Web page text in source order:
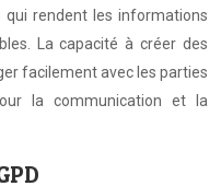
qui rendent les informations
La capacité à créer des
facilement avec les parties
la communication et la